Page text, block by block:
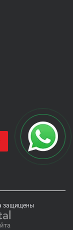
защищены